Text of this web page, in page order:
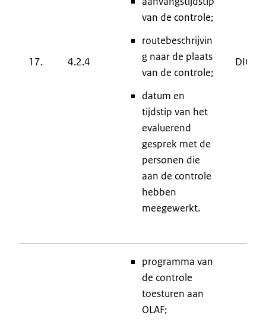
17. 4.2.4
van de controle;
routebeschrijvin
g naar de plaats
van de controle;
datum en
tijdstip van het
evaluerend
gesprek met de
personen die
aan de controle
hebben
meegewerkt.
DIC
programma van
de controle
toesturen aan
OLAF;